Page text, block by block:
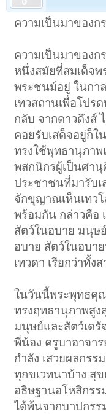
ความเป็นมาของก
ความเป็นมาของก
หนึ่งสมัยที่สมเด็จ
พระชนม์อยู่ ในกา
เทวสถานเพื่อโปร
กลับ จากดาวดึงส์
คอยรับเสด็จอยู่ก็ใ
ทรงใช้พุทธานุภาพ
พสกนิกรผู้เป็นศา
ประชาชนที่มารับ
จักขุญาณเห็นเทว
พร้อมกัน กล่าวคือ
สัตว์ในอบาย มนุษ
อบาย สัตว์ในอบา
เทวดา เรียกว่าทั้ง
ในวันนี้พระพุทธคุ
ทรงฤทธานุภาพสูง
มนุษย์และสัตว์เดรั
พี่น้อง ครูบาอาจา
กำลัง เสวยผลกร
ทุกขเวทนาบ้าง สุข
อธิษฐานอโหสิกรร
ได้พ้นจากบาปกรร